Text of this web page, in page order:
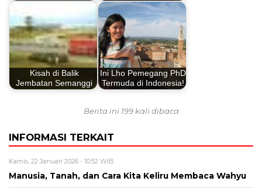
Kisah di Balik
Jembatan Semanggi
Ini Lho Pemegang PhD
Termuda di Indonesia!
Berita ini 199 kali dibaca
INFORMASI TERKAIT
Kamis, 22 Januari 2026 - 10:52 WIB
Manusia, Tanah, dan Cara Kita Keliru Membaca Wahyu